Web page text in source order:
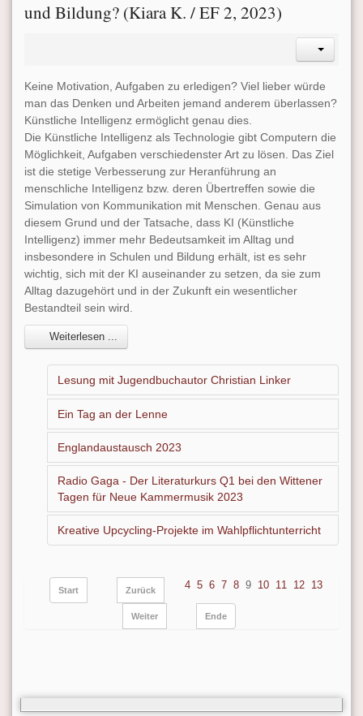
und Bildung? (Kiara K. / EF 2, 2023)
Keine Motivation, Aufgaben zu erledigen? Viel lieber würde
man das Denken und Arbeiten jemand anderem überlassen?
Künstliche Intelligenz ermöglicht genau dies.
Die Künstliche Intelligenz als Technologie gibt Computern die
Möglichkeit, Aufgaben verschiedenster Art zu lösen. Das Ziel
ist die stetige Verbesserung zur Heranführung an
menschliche Intelligenz bzw. deren Übertreffen sowie die
Simulation von Kommunikation mit Menschen. Genau aus
diesem Grund und der Tatsache, dass KI (Künstliche
Intelligenz) immer mehr Bedeutsamkeit im Alltag und
insbesondere in Schulen und Bildung erhält, ist es sehr
wichtig, sich mit der KI auseinander zu setzen, da sie zum
Alltag dazugehört und in der Zukunft ein wesentlicher
Bestandteil sein wird.
Weiterlesen ...
Lesung mit Jugendbuchautor Christian Linker
Ein Tag an der Lenne
Englandaustausch 2023
Radio Gaga - Der Literaturkurs Q1 bei den Wittener
Tagen für Neue Kammermusik 2023
Kreative Upcycling-Projekte im Wahlpflichtunterricht
Start Zurück 4 5 6 7 8 9 10 11 12 13
Weiter Ende